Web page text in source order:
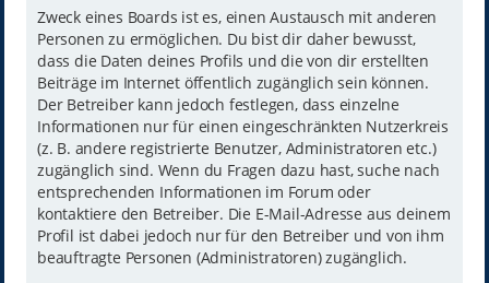
Zweck eines Boards ist es, einen Austausch mit anderen
Personen zu ermöglichen. Du bist dir daher bewusst,
dass die Daten deines Profils und die von dir erstellten
Beiträge im Internet öffentlich zugänglich sein können.
Der Betreiber kann jedoch festlegen, dass einzelne
Informationen nur für einen eingeschränkten Nutzerkreis
(z. B. andere registrierte Benutzer, Administratoren etc.)
zugänglich sind. Wenn du Fragen dazu hast, suche nach
entsprechenden Informationen im Forum oder
kontaktiere den Betreiber. Die E-Mail-Adresse aus deinem
Profil ist dabei jedoch nur für den Betreiber und von ihm
beauftragte Personen (Administratoren) zugänglich.